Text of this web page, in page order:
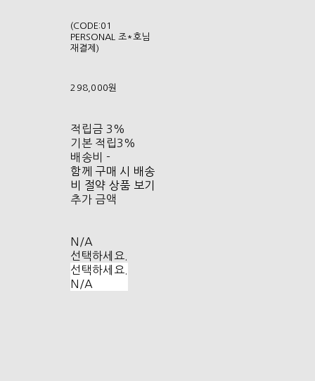
(CODE:01
PERSONAL 조*호님
재결제)
298,000원
적립금 3%
기본 적립3%
배송비 -
함께 구매 시 배송
비 절약 상품 보기
추가 금액
N/A
선택하세요.
선택하세요.
N/A